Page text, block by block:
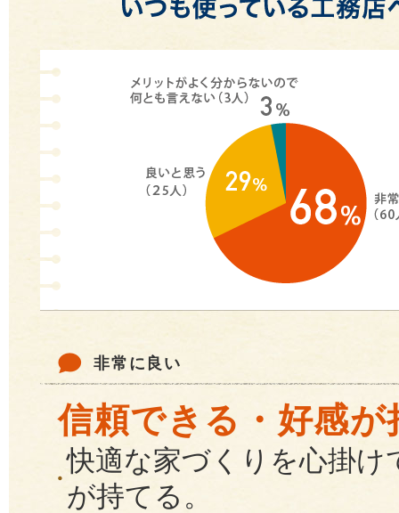
非常に良い
信頼できる・好感が
快適な家づくりを心掛
が持てる。